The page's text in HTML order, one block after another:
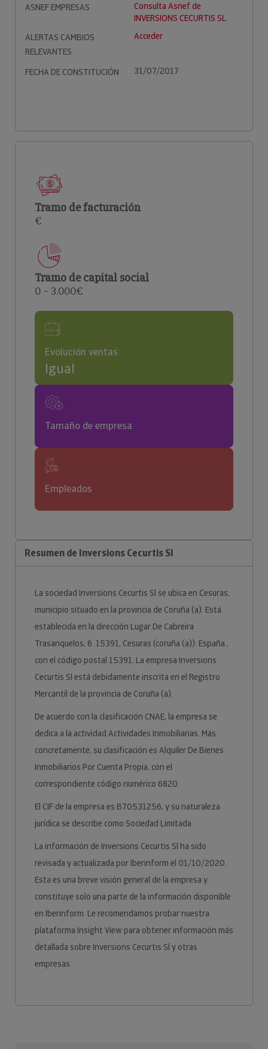
ASNEF EMPRESAS
Consulta Asnef de
INVERSIONS CECURTIS SL
ALERTAS CAMBIOS
RELEVANTES
Acceder
FECHA DE CONSTITUCIÓN 31/07/2017
Tramo de facturación
€
Tramo de capital social
0 – 3.000€
Evolución ventas
Igual
Tamaño de empresa
Empleados
Resumen de Inversions Cecurtis Sl
La sociedad Inversions Cecurtis Sl se ubica en Cesuras,
municipio situado en la provincia de Coruña (a). Está
establecida en la dirección Lugar De Cabreira
Trasanquelos, 6. 15391, Cesuras (coruña (a)). España.,
con el código postal 15391. La empresa Inversions
Cecurtis Sl está debidamente inscrita en el Registro
Mercantil de la provincia de Coruña (a).
De acuerdo con la clasificación CNAE, la empresa se
dedica a la actividad Actividades Inmobiliarias. Más
concretamente, su clasificación es Alquiler De Bienes
Inmobiliarios Por Cuenta Propia, con el
correspondiente código numérico 6820.
El CIF de la empresa es B70531256, y su naturaleza
jurídica se describe como Sociedad Limitada.
La información de Inversions Cecurtis Sl ha sido
revisada y actualizada por Iberinform el 01/10/2020.
Esta es una breve visión general de la empresa y
constituye solo una parte de la información disponible
en Iberinform. Le recomendamos probar nuestra
plataforma Insight View para obtener información más
detallada sobre Inversions Cecurtis Sl y otras
empresas.